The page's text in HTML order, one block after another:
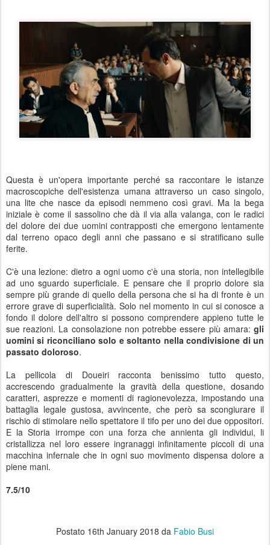
Questa è un'opera importante perché sa raccontare le istanze
macroscopiche dell'esistenza umana attraverso un caso singolo,
una lite che nasce da episodi nemmeno così gravi. Ma la bega
iniziale è come il sassolino che dà il via alla valanga, con le radici
del dolore dei due uomini contrapposti che emergono lentamente
dal terreno opaco degli anni che passano e si stratificano sulle
ferite.
C'è una lezione: dietro a ogni uomo c'è una storia, non intellegibile
ad uno sguardo superficiale. E pensare che il proprio dolore sia
sempre più grande di quello della persona che si ha di fronte è un
errore grave di superficialità. Solo nel momento in cui si conosce a
fondo il dolore dell'altro si possono comprendere appieno tutte le
sue reazioni. La consolazione non potrebbe essere più amara: gli
uomini si riconciliano solo e soltanto nella condivisione di un
passato doloroso.
La pellicola di Doueiri racconta benissimo tutto questo,
accrescendo gradualmente la gravità della questione, dosando
caratteri, asprezze e momenti di ragionevolezza, impostando una
battaglia legale gustosa, avvincente, che però sa scongiurare il
rischio di stimolare nello spettatore il tifo per uno dei due oppositori.
E la Storia irrompe con una forza che annienta gli individui, li
cristallizza nel loro essere ingranaggi infinitamente piccoli di una
macchina infernale che in ogni suo movimento dispensa dolore a
piene mani.
7.5/10
Postato 16th January 2018 da Fabio Busi